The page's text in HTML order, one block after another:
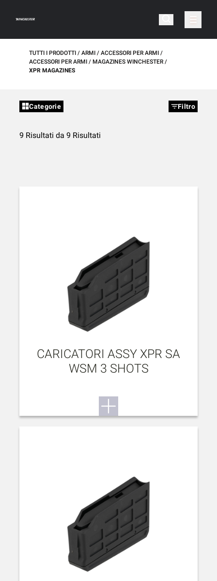
TUTTI I PRODOTTI ARMI
ACCESSORI PER ARMI
ACCESSORI PER ARMI
MAGAZINES WINCHESTER
XPR MAGAZINES
Categorie Filtro
9 Risultati da 9 Risultati
CARICATORI ASSY XPR SA
WSM 3 SHOTS